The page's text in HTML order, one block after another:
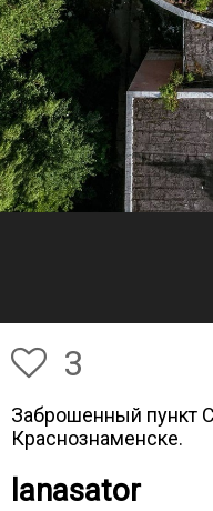
3
Заброшенный пункт
Краснознаменске.
lanasator